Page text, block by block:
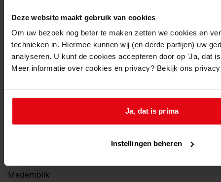
Deze website maakt gebruik van cookies
Om uw bezoek nog beter te maken zetten we cookies en
technieken in. Hiermee kunnen wij (en derde partijen) uw
analyseren. U kunt de cookies accepteren door op 'Ja, dat
Meer informatie over cookies en privacy? Bekijk ons
Ja, dat is prima
Instellingen beheren
Realiseren van een kantoor
Datum vergunning:
27-01-2004
Adres:
Medemblik, Aambeeld 1
Medemblik